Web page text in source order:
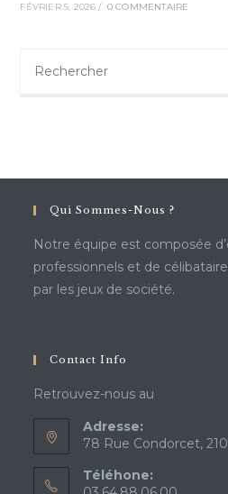
FÉVRIER 5, 2026 / 0 COMMENTAIRE
Qui Sommes-Nous ?
Notre équipe est composée
professionnels et de
par les jeux de société.
Contact Info
Retrouvez-nous au
Adresse:
78 Rue Condorcet,
Téléhone: